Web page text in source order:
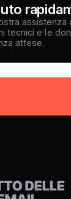
tecnici e le
attese.